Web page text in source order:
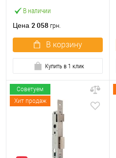
В наличии
ABARO и ручками
Цена 2 058 грн.
В корзину
Купить в 1 клик
Советуем
Хит продаж